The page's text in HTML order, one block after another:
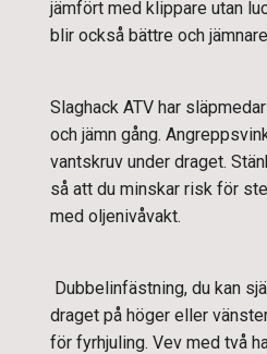
jämfört med klippare utan
blir också bättre och
Slaghack ATV har
och jämn gång.
vantskruv under draget.
så att du minskar risk för
med oljenivåvakt.
Dubbelinfästning, du kan
draget på höger eller
för fyrhjuling. Vev med två